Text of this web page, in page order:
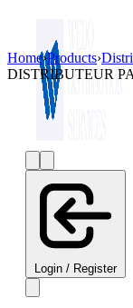
Login / Register
Home›Products›
DISTRIBUTEUR